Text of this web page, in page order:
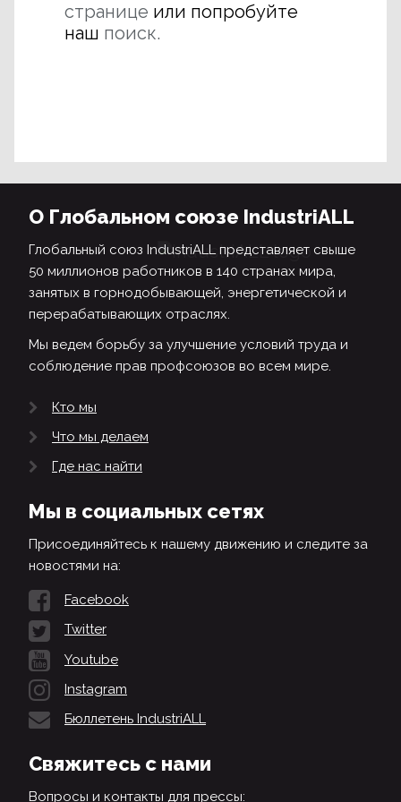
странице или попробуйте
наш поиск.
О Глобальном союзе IndustriALL
Глобальный союз IndustriALL представляет свыше
50 миллионов работников в 140 странах мира,
занятых в горнодобывающей, энергетической и
перерабатывающих отраслях.
Мы ведем борьбу за улучшение условий труда и
соблюдение прав профсоюзов во всем мире.
Кто мы
Что мы делаем
Где нас найти
Мы в социальных сетях
Присоединяйтесь к нашему движению и следите за
новостями на:
Facebook
Twitter
Youtube
Instagram
Бюллетень IndustriALL
Свяжитесь с нами
Вопросы и контакты для прессы: